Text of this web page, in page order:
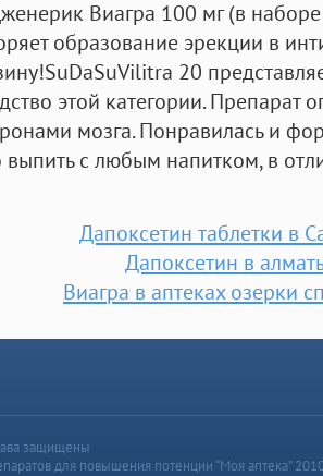
Виагра 100 мг (в
образование эрекции в
20
этой категории. Препарат
мозга. Понравилась и
с любым напитком, в
Дапоксетин таблетки в
Дапоксетин в
Виагра в аптеках озерки
защищены
для повышения потенции “Моя аптека”